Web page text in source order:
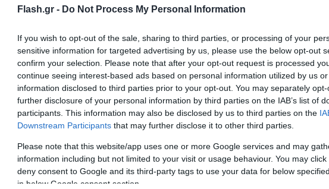
Flash.gr - Do Not Process My Personal Information
If you wish to opt-out of the sale, sharing to third parties, or processing of your
sensitive information for targeted advertising by us, please use the below opt-out
confirm your selection. Please note that after your opt-out request is processed
continue seeing interest-based ads based on personal information utilized by us
information disclosed to third parties prior to your opt-out. You may separately
further disclosure of your personal information by third parties on the IAB’s list of
participants. This information may also be disclosed by us to third parties on the
Downstream Participants that may further disclose it to other third parties.
Please note that this website/app uses one or more Google services and may
information including but not limited to your visit or usage behaviour. You may
deny consent to Google and its third-party tags to use your data for below
in below Google consent section.